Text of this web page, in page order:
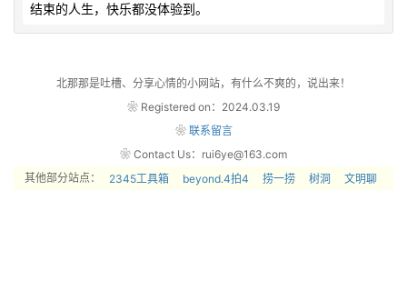
结束的人生，快乐都没体验到。
北那那是吐槽、分享心情的小网站，有什么不爽的，说出来！
❀ Registered on：2024.03.19
❀ 联系留言
❀ Contact Us：rui6ye@163.com
其他部分站点：
2345工具箱 beyond.4拍4 捞一捞 树洞 文明聊